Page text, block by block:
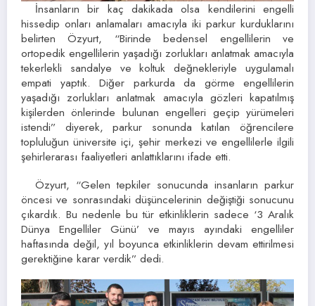
İnsanların bir kaç dakikada olsa kendilerini engelli
hissedip onları anlamaları amacıyla iki parkur kurduklarını
belirten Özyurt, “Birinde bedensel engellilerin ve
ortopedik engellilerin yaşadığı zorlukları anlatmak amacıyla
tekerlekli sandalye ve koltuk değnekleriyle uygulamalı
empati yaptık. Diğer parkurda da görme engellilerin
yaşadığı zorlukları anlatmak amacıyla gözleri kapatılmış
kişilerden önlerinde bulunan engelleri geçip yürümeleri
istendi” diyerek, parkur sonunda katılan öğrencilere
topluluğun üniversite içi, şehir merkezi ve engellilerle ilgili
şehirlerarası faaliyetleri anlattıklarını ifade etti.
Özyurt, “Gelen tepkiler sonucunda insanların parkur
öncesi ve sonrasındaki düşüncelerinin değiştiği sonucunu
çıkardık. Bu nedenle bu tür etkinliklerin sadece ‘3 Aralık
Dünya Engelliler Günü’ ve mayıs ayındaki engelliler
haftasında değil, yıl boyunca etkinliklerin devam ettirilmesi
gerektiğine karar verdik” dedi.